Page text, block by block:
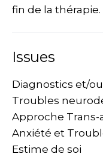
fin de la thérapie.
Issues
Diagnostics et/
Troubles
Approche
Anxiété et
Estime de soi